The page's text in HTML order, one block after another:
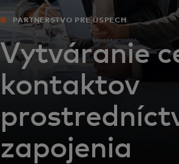
PARTNERSTVO PRE ÚSPECH
Vytváranie
kontaktov
zapojenia